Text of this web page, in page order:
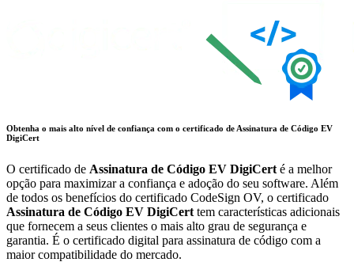
Obtenha o mais alto nível de confiança com o certificado de Assinatura de Código EV
DigiCert
O certificado de Assinatura de Código EV DigiCert é a melhor
opção para maximizar a confiança e adoção do seu software. Além
de todos os benefícios do certificado CodeSign OV, o certificado
Assinatura de Código EV DigiCert tem características adicionais
que fornecem a seus clientes o mais alto grau de segurança e
garantia. É o certificado digital para assinatura de código com a
maior compatibilidade do mercado.